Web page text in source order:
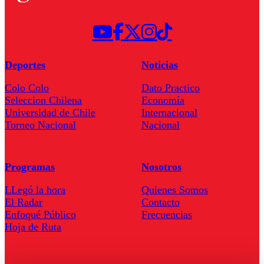
Deportes
Colo Colo
Seleccion Chilena
Universidad de Chile
Torneo Nacional
Noticias
Dato Practico
Economía
Internacional
Nacional
Programas
LLegó la hora
El Radar
Enfoqué Público
Hoja de Ruta
Nosotros
Quienes Somos
Contacto
Frecuencias